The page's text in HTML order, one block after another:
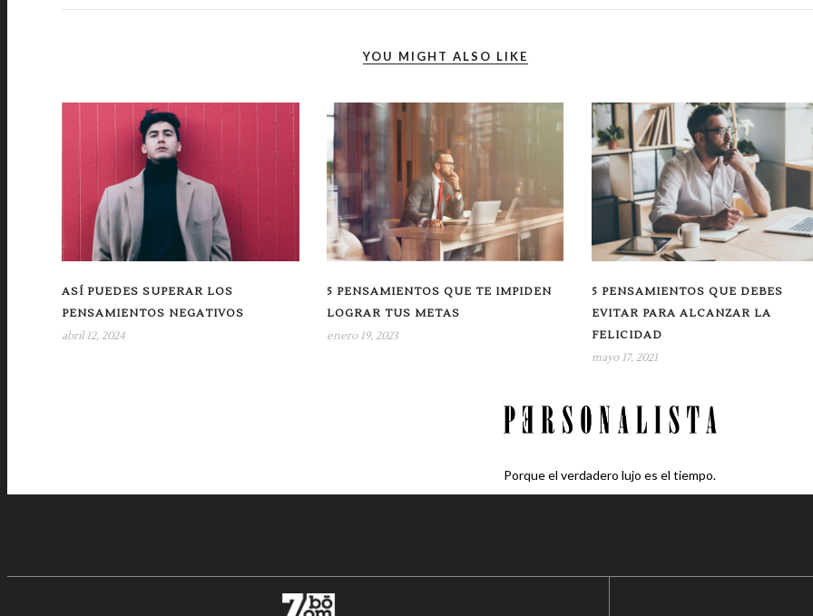
YOU MIGHT ALSO LIKE
ASÍ PUEDES SUPERAR LOS
PENSAMIENTOS NEGATIVOS
abril 12, 2024
5 PENSAMIENTOS QUE TE IMPIDEN
LOGRAR TUS METAS
enero 19, 2023
5 PENSAMIENTOS QUE DEBES
EVITAR PARA ALCANZAR LA
FELICIDAD
mayo 17, 2021
Porque el verdadero lujo es el tiempo.